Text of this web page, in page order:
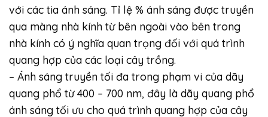
với các tia ánh sáng. Tỉ lệ % ánh sáng được truyền
qua màng nhà kính từ bên ngoài vào bên trong
nhà kính có ý nghĩa quan trọng đối với quá trình
quang hợp của các loại cây trồng.
– Ánh sáng truyền tối đa trong phạm vi của dãy
quang phổ từ 400 – 700 nm, đây là dãy quang phổ
ánh sáng tối ưu cho quá trình quang hợp của cây